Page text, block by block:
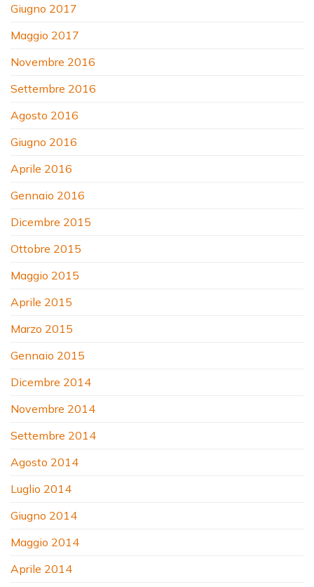
Giugno 2017
Maggio 2017
Novembre 2016
Settembre 2016
Agosto 2016
Giugno 2016
Aprile 2016
Gennaio 2016
Dicembre 2015
Ottobre 2015
Maggio 2015
Aprile 2015
Marzo 2015
Gennaio 2015
Dicembre 2014
Novembre 2014
Settembre 2014
Agosto 2014
Luglio 2014
Giugno 2014
Maggio 2014
Aprile 2014